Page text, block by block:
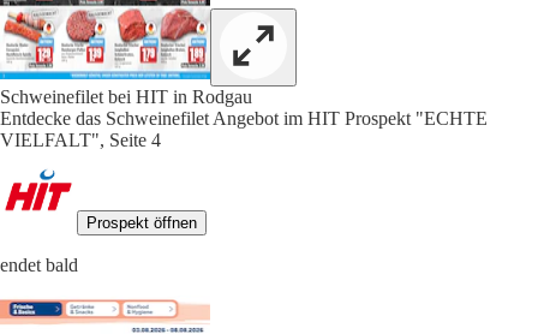
Schweinefilet bei HIT in Rodgau
Entdecke das Schweinefilet Angebot im HIT Prospekt "ECHTE
VIELFALT", Seite 4
Prospekt öffnen
endet bald